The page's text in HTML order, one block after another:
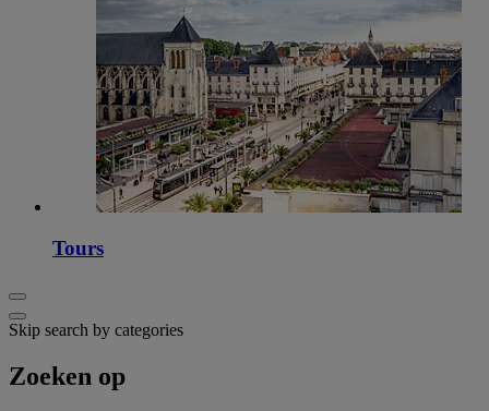
Tours
Skip search by categories
Zoeken op